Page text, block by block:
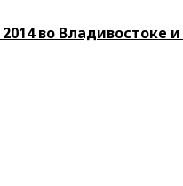
во Владивостоке и